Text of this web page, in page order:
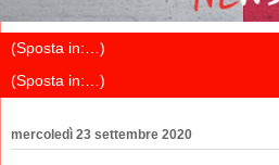
mercoledì 23 settembre 2020